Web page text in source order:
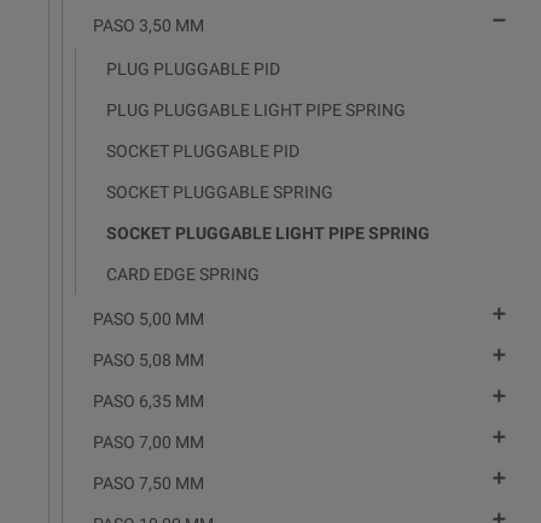
PASO 3,50 MM 
PLUG PLUGGABLE PID
PLUG PLUGGABLE LIGHT PIPE SPRING
SOCKET PLUGGABLE PID
SOCKET PLUGGABLE SPRING
SOCKET PLUGGABLE LIGHT PIPE SPRING
CARD EDGE SPRING
PASO 5,00 MM 
PASO 5,08 MM 
PASO 6,35 MM 
PASO 7,00 MM 
PASO 7,50 MM 